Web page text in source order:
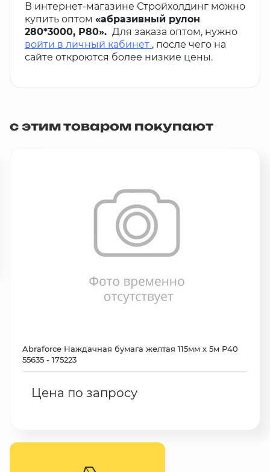
В интернет-магазине Стройхолдинг можно
купить оптом «абразивный рулон
280*3000, Р80». Для заказа оптом, нужно
войти в личный кабинет , после чего на
сайте откроются более низкие цены.
с этим товаром покупают
Abraforce Наждачная бумага желтая 115мм х 5м Р40
55635 - 175223
Цена по запросу